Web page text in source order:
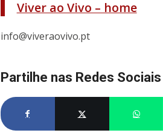
Viver ao Vivo – home
info@viveraovivo.pt
Partilhe nas Redes Sociais
Partilhe no FacebookPartilhe no X